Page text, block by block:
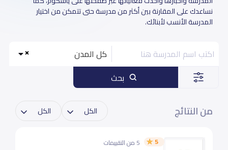
نساعدك على المقارنة بين أكثر من مدرسة حتى تتمكن من اختيار
المدرسة الأنسب لأبنائك.
كل المدن
من النتائج
5 5 من التقييمات